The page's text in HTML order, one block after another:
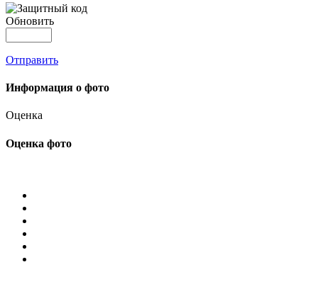
Обновить
Отправить
Информация о фото
Оценка
Оценка фото